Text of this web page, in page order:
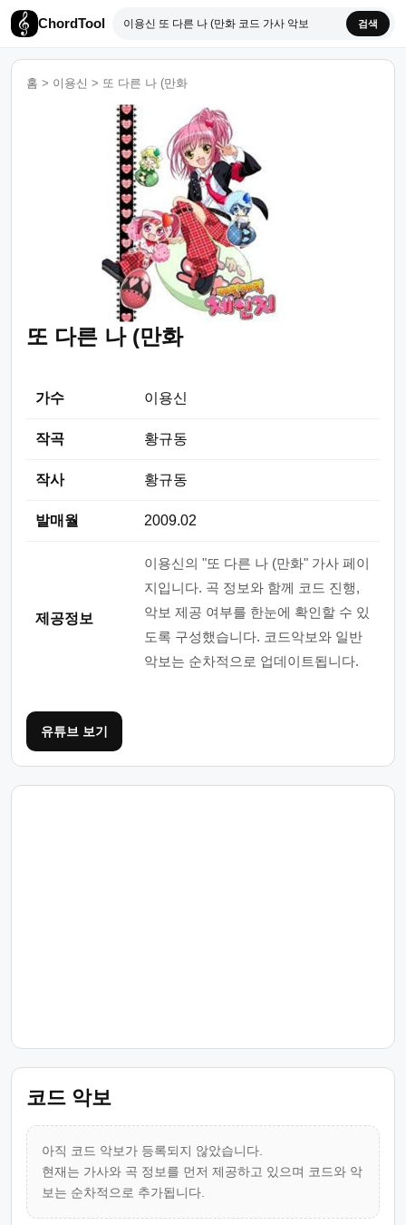
ChordTool 검색
홈 > 이용신 > 또 다른 나 (만화
또 다른 나 (만화
가수 이용신
작곡 황규동
작사 황규동
발매월 2009.02
제공정보
이용신의 "또 다른 나 (만화" 가사 페이
지입니다. 곡 정보와 함께 코드 진행,
악보 제공 여부를 한눈에 확인할 수 있
도록 구성했습니다. 코드악보와 일반
악보는 순차적으로 업데이트됩니다.
유튜브 보기
코드 악보
아직 코드 악보가 등록되지 않았습니다.
현재는 가사와 곡 정보를 먼저 제공하고 있으며 코드와 악
보는 순차적으로 추가됩니다.